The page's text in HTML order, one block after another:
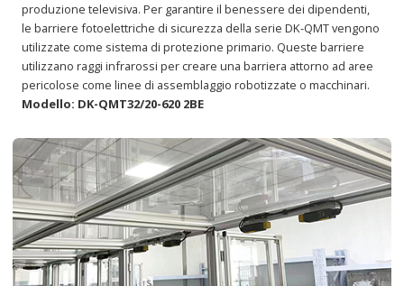
produzione televisiva. Per garantire il benessere dei dipendenti,
le barriere fotoelettriche di sicurezza della serie DK-QMT vengono
utilizzate come sistema di protezione primario. Queste barriere
utilizzano raggi infrarossi per creare una barriera attorno ad aree
pericolose come linee di assemblaggio robotizzate o macchinari.
Modello: DK-QMT32/20-620 2BE